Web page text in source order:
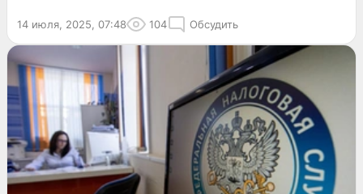
14 июля, 2025, 07:48 104 Обсудить